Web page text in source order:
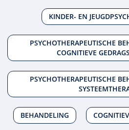
KINDER- EN
PSYCHOTHERAPEUTISCHE
COGNITIEVE
PSYCHOTHERAPEUTISCHE
BEHANDELING